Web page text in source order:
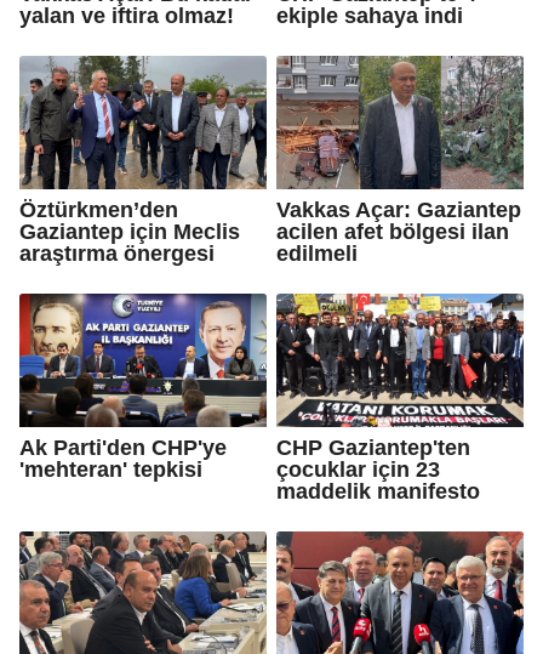
yalan ve iftira olmaz!
ekiple sahaya indi
Öztürkmen’den
Gaziantep için Meclis
araştırma önergesi
Vakkas Açar: Gaziantep
acilen afet bölgesi ilan
edilmeli
Ak Parti'den CHP'ye
'mehteran' tepkisi
CHP Gaziantep'ten
çocuklar için 23
maddelik manifesto